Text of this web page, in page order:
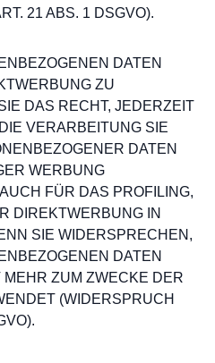
21 ABS. 1 DSGVO).
DATEN
ZU
DAS RECHT, JEDERZEIT
VERARBEITUNG SIE
DATEN
WERBUNG
FÜR DAS PROFILING,
DIREKTWERBUNG IN
SIE WIDERSPRECHEN,
DATEN
ZUM ZWECKE DER
(WIDERSPRUCH